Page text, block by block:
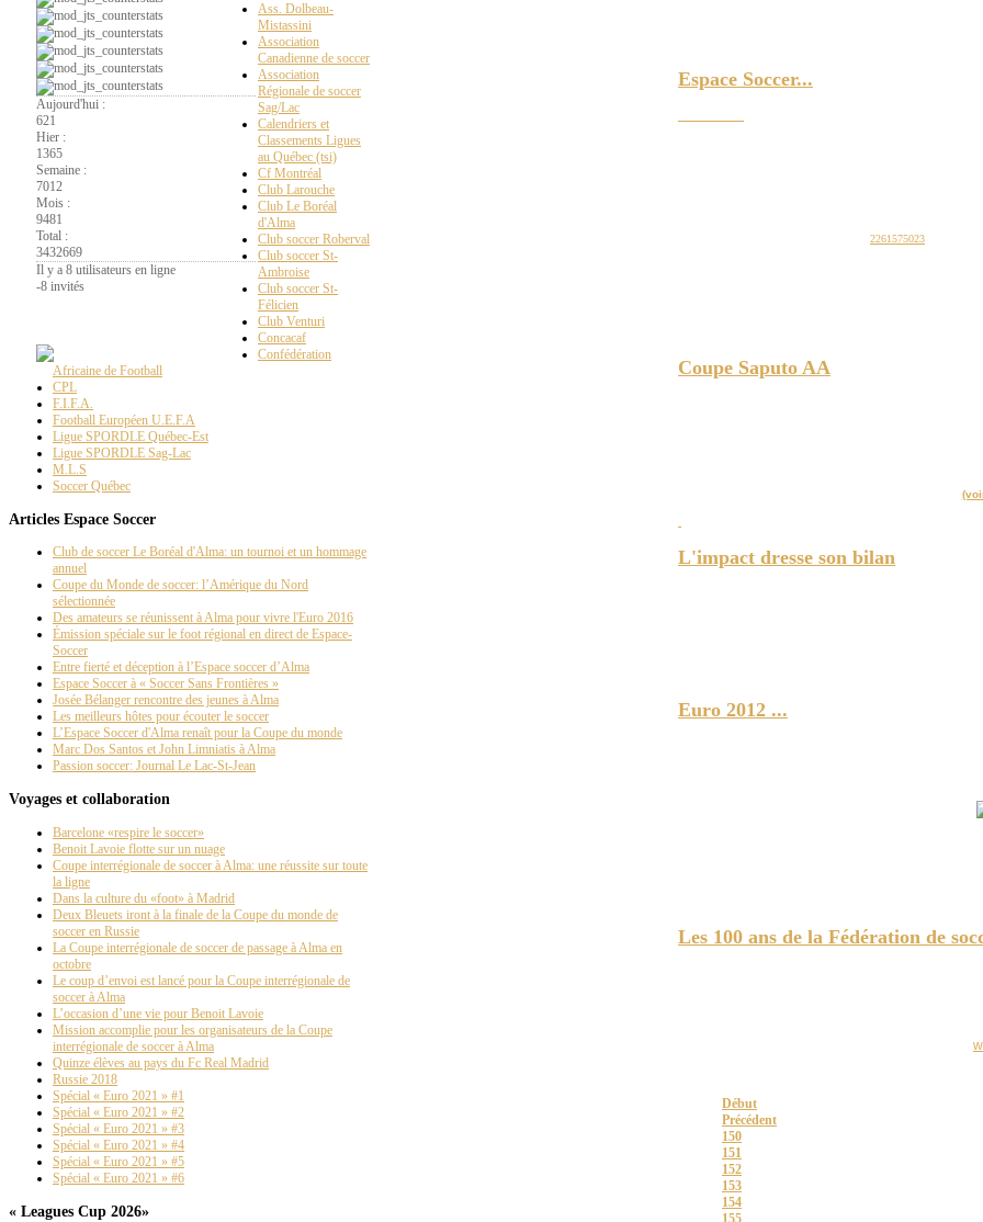
Aujourd'hui :
621
Hier :
1365
Semaine :
7012
Mois :
9481
Total :
3432669
Il y a 8 utilisateurs en ligne
-8 invités
Espace Soccer...
2261575023
Coupe Saputo AA
L'impact dresse son bilan
Euro 2012 ...
Les 100 ans de la Fédération de
Début
Précédent
150
151
152
153
154
155
Ass. Dolbeau-
Mistassini
Association
Canadienne de soccer
Association
Régionale de soccer
Sag/Lac
Calendriers et
Classements Ligues
au Québec (tsi)
Cf Montréal
Club Larouche
Club Le Boréal
d'Alma
Club soccer Roberval
Club soccer St-
Ambroise
Club soccer St-
Félicien
Club Venturi
Concacaf
Confédération
Africaine de Football
CPL
F.I.F.A.
Football Européen U.E.F.A
Ligue SPORDLE Québec-Est
Ligue SPORDLE Sag-Lac
M.L.S
Soccer Québec
Articles Espace Soccer
Club de soccer Le Boréal d'Alma: un tournoi et un hommage
annuel
Coupe du Monde de soccer: l’Amérique du Nord
sélectionnée
Des amateurs se réunissent à Alma pour vivre l'Euro 2016
Émission spéciale sur le foot régional en direct de Espace-
Soccer
Entre fierté et déception à l’Espace soccer d’Alma
Espace Soccer à « Soccer Sans Frontières »
Josée Bélanger rencontre des jeunes à Alma
Les meilleurs hôtes pour écouter le soccer
L’Espace Soccer d'Alma renaît pour la Coupe du monde
Marc Dos Santos et John Limniatis à Alma
Passion soccer: Journal Le Lac-St-Jean
Voyages et collaboration
Barcelone «respire le soccer»
Benoit Lavoie flotte sur un nuage
Coupe interrégionale de soccer à Alma: une réussite sur toute
la ligne
Dans la culture du «foot» à Madrid
Deux Bleuets iront à la finale de la Coupe du monde de
soccer en Russie
La Coupe interrégionale de soccer de passage à Alma en
octobre
Le coup d’envoi est lancé pour la Coupe interrégionale de
soccer à Alma
L’occasion d’une vie pour Benoit Lavoie
Mission accomplie pour les organisateurs de la Coupe
interrégionale de soccer à Alma
Quinze élèves au pays du Fc Real Madrid
Russie 2018
Spécial « Euro 2021 » #1
Spécial « Euro 2021 » #2
Spécial « Euro 2021 » #3
Spécial « Euro 2021 » #4
Spécial « Euro 2021 » #5
Spécial « Euro 2021 » #6
« Leagues Cup 2026»